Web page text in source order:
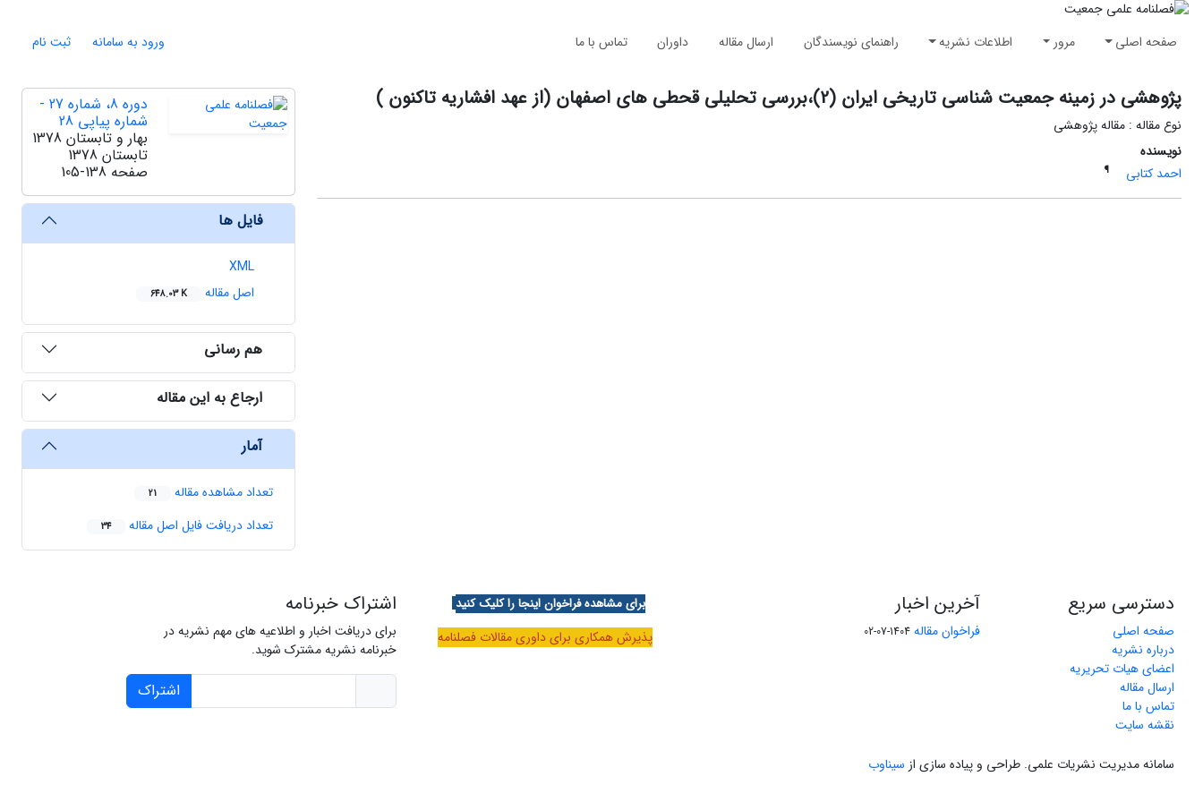
صفحه اصلی مرور اطلاعات نشریه راهنمای نویسندگان ارسال مقاله داوران تماس با ما ورود به سامانه ثبت نام
پژوهشی در زمینه جمعیت شناسی تاریخی ایران (2)،بررسی تحلیلی قحطی های اصفهان (از عهد افشاریه تاکنون )
نوع مقاله : مقاله پژوهشی
نویسنده
احمد کتابی
¶
دوره 8، شماره 27 -
شماره پیاپی 28
بهار و تابستان 1378
تابستان 1378
صفحه 105-138
فایل ها
XML
اصل مقاله
648.03 K
هم رسانی
ارجاع به این مقاله
آمار
تعداد مشاهده مقاله 21
تعداد دریافت فایل اصل مقاله 34
دسترسی سریع
صفحه اصلی
درباره نشریه
اعضای هیات تحریریه
ارسال مقاله
تماس با ما
نقشه سایت
آخرین اخبار
فراخوان مقاله 1404-07-02
برای مشاهده فراخوان اینجا را کلیک کنید
پذیرش همکاری برای داوری مقالات فصلنامه
اشتراک خبرنامه
برای دریافت اخبار و اطلاعیه های مهم نشریه در
خبرنامه نشریه مشترک شوید.
اشتراک
سامانه مدیریت نشریات علمی. طراحی و پیاده سازی از سیناوب